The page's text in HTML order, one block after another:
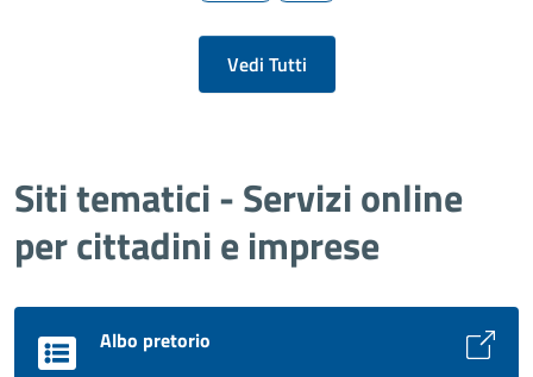
Vedi Tutti
Siti tematici - Servizi online
per cittadini e imprese
Albo pretorio